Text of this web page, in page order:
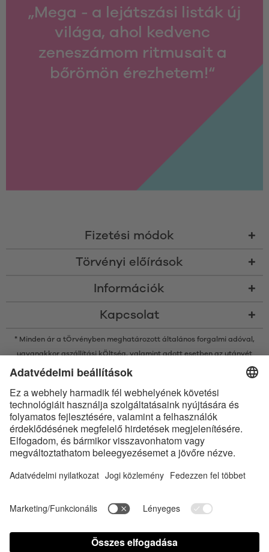
„Mega - a lejátszási listák új
világa, ahol kedvenc
zeneszámom ritmusait a
bőrömön érezhetem!“
Fizetési módok
Törvényi előírások
Információk
Kapcsolat
* Minden ár a tÖrvényben meghatározott általános forgalmi adóval,
ugyanakkor aszállítási kÖltség, valamint adott esetben az utánvét
kÖltsége nélkÜl értendő, amennyiben nincsen máshogy leírva
az Satisfyer GmbH az ilyen védjegyeket mindenkor licenc alatt
használja.
Az Apple, az Apple logó és az Apple Watch az Apple Inc. védjegyei. A
Google Play és a Google Play logó a Google LLC védjegyei.